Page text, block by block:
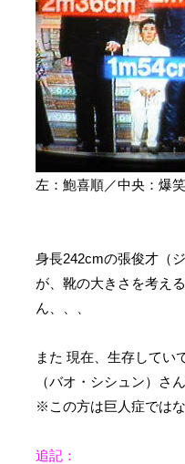
左：鮑喜順／中央：爆
身長242cmの張俊才（
が、靴の大きさを考え
ん、、、
また 現在、生存してい
（バオ・シシュン）さ
※この方は巨人症では
追記：